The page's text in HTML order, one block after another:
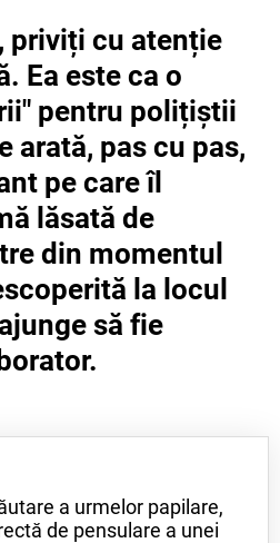
priviți cu atenție
Ea este ca o
pentru polițiștii
arată, pas cu pas,
pe care îl
lăsată de
din momentul
la locul
să fie
a urmelor papilare,
de pensulare a unei